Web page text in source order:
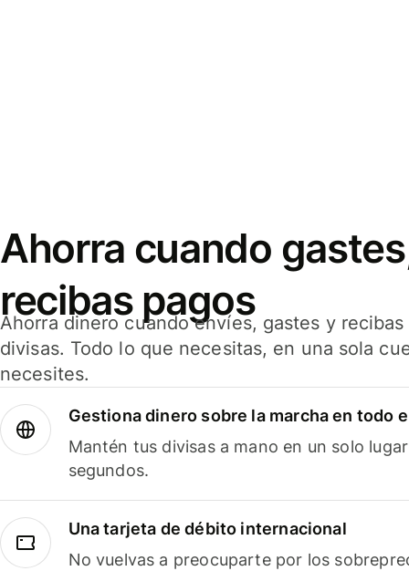
Ahorra cuando
recibas pagos
Ahorra dinero cuando envíes, gastes y
divisas. Todo lo que necesitas, en una sola
necesites.
Gestiona dinero sobre la marcha en todo
Mantén tus divisas a mano en un solo
segundos.
Una tarjeta de débito internacional
No vuelvas a preocuparte por los